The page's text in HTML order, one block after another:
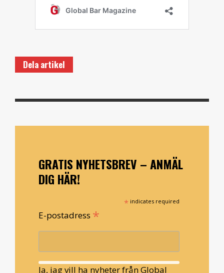
Dela artikel
GRATIS NYHETSBREV – ANMÄL
DIG HÄR!
* indicates required
E-postadress *
Ja, jag vill ha nyheter från Global